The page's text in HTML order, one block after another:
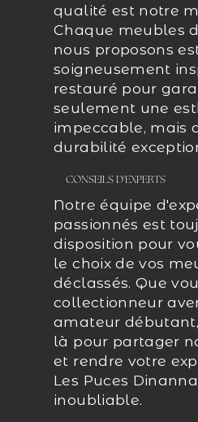
qualité est notre
Chaque meubles
nous proposons
soigneusement
restauré pour
seulement une
impeccable, mais
durabilité
CONSEILS D'EXPERTS
Notre équipe
passionnés est
disposition pour
le choix de vos
déclassés. Que
collectionneur
amateur
là pour partager
et rendre votre
Les Puces
inoubliable.